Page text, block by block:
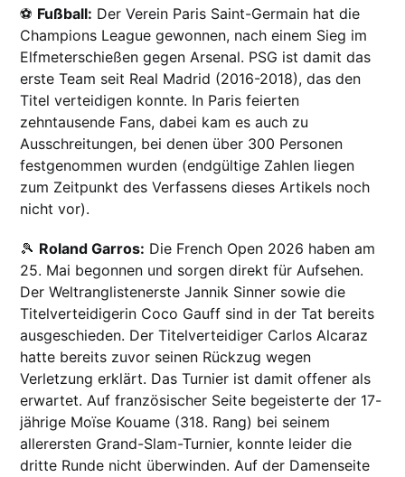
⚽ Fußball: Der Verein Paris Saint-Germain hat die
Champions League gewonnen, nach einem Sieg im
Elfmeterschießen gegen Arsenal. PSG ist damit das
erste Team seit Real Madrid (2016-2018), das den
Titel verteidigen konnte. In Paris feierten
zehntausende Fans, dabei kam es auch zu
Ausschreitungen, bei denen über 300 Personen
festgenommen wurden (endgültige Zahlen liegen
zum Zeitpunkt des Verfassens dieses Artikels noch
nicht vor).
🎾 Roland Garros: Die French Open 2026 haben am
25. Mai begonnen und sorgen direkt für Aufsehen.
Der Weltranglistenerste Jannik Sinner sowie die
Titelverteidigerin Coco Gauff sind in der Tat bereits
ausgeschieden. Der Titelverteidiger Carlos Alcaraz
hatte bereits zuvor seinen Rückzug wegen
Verletzung erklärt. Das Turnier ist damit offener als
erwartet. Auf französischer Seite begeisterte der 17-
jährige Moïse Kouame (318. Rang) bei seinem
allerersten Grand-Slam-Turnier, konnte leider die
dritte Runde nicht überwinden. Auf der Damenseite